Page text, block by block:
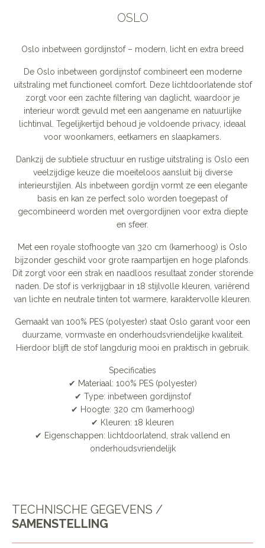
OSLO
Oslo inbetween gordijnstof – modern, licht en extra breed
De Oslo inbetween gordijnstof combineert een moderne
uitstraling met functioneel comfort. Deze lichtdoorlatende stof
zorgt voor een zachte filtering van daglicht, waardoor je
interieur wordt gevuld met een aangename en natuurlijke
lichtinval. Tegelijkertijd behoud je voldoende privacy, ideaal
voor woonkamers, eetkamers en slaapkamers.
Dankzij de subtiele structuur en rustige uitstraling is Oslo een
veelzijdige keuze die moeiteloos aansluit bij diverse
interieurstijlen. Als inbetween gordijn vormt ze een elegante
basis en kan ze perfect solo worden toegepast of
gecombineerd worden met overgordijnen voor extra diepte
en sfeer.
Met een royale stofhoogte van 320 cm (kamerhoog) is Oslo
bijzonder geschikt voor grote raampartijen en hoge plafonds.
Dit zorgt voor een strak en naadloos resultaat zonder storende
naden. De stof is verkrijgbaar in 18 stijlvolle kleuren, variërend
van lichte en neutrale tinten tot warmere, karaktervolle kleuren.
Gemaakt van 100% PES (polyester) staat Oslo garant voor een
duurzame, vormvaste en onderhoudsvriendelijke kwaliteit.
Hierdoor blijft de stof langdurig mooi en praktisch in gebruik.
Specificaties
✔ Materiaal: 100% PES (polyester)
✔ Type: inbetween gordijnstof
✔ Hoogte: 320 cm (kamerhoog)
✔ Kleuren: 18 kleuren
✔ Eigenschappen: lichtdoorlatend, strak vallend en
onderhoudsvriendelijk
TECHNISCHE GEGEVENS /
SAMENSTELLING